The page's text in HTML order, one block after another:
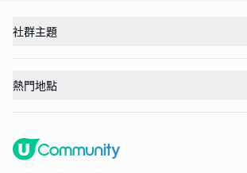
社群主題
熱門地點